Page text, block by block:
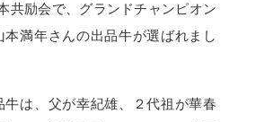
共励会で、グランドチャンピオン
本満年さんの出品牛が選ばれまし
は、父が幸紀雄、２代祖が華春